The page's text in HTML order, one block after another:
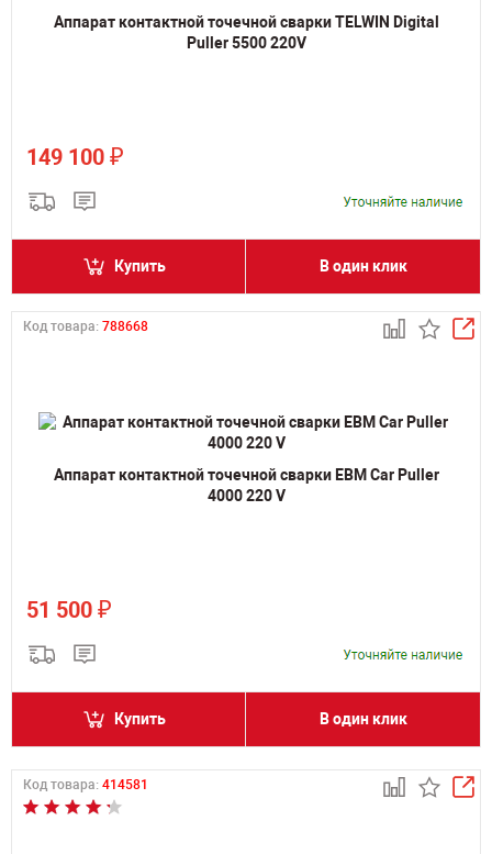
Аппарат контактной точечной сварки TELWIN Digital
Puller 5500 220V
149 100 ₽
Купить В один клик
Код товара: 788668
Аппарат контактной точечной сварки ЕВМ Car Puller
4000 220 V
51 500 ₽
Купить В один клик
Код товара: 414581